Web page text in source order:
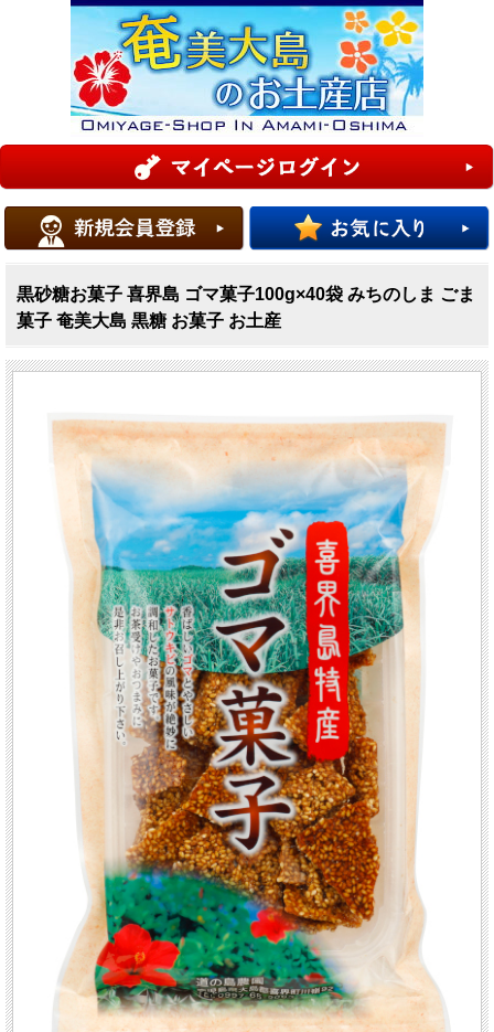
黒砂糖お菓子 喜界島 ゴマ菓子100g×40袋 みちのしま ごま
菓子 奄美大島 黒糖 お菓子 お土産